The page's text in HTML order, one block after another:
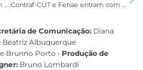
Bancários de Pernambuco podem concorrer a prêmios no 1º Festival de Música da Contraf-CUT Contraf-CUT e Fenae entram com mandado de segurança contra transferência das Loterias da Caixa
de Comunicação: Diana
Beatriz Albuquerque
Brunno Porto • Produção de
Bruno Lombardi